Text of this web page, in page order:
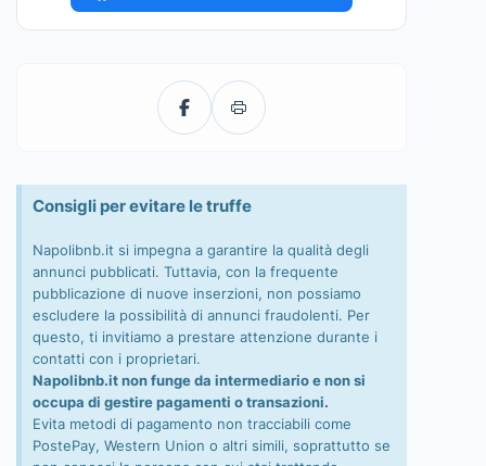
Consigli per evitare le truffe
Napolibnb.it si impegna a garantire la qualità degli
annunci pubblicati. Tuttavia, con la frequente
pubblicazione di nuove inserzioni, non possiamo
escludere la possibilità di annunci fraudolenti. Per
questo, ti invitiamo a prestare attenzione durante i
contatti con i proprietari.
Napolibnb.it non funge da intermediario e non si
occupa di gestire pagamenti o transazioni.
Evita metodi di pagamento non tracciabili come
PostePay, Western Union o altri simili, soprattutto se